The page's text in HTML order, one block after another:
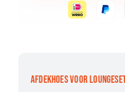
AFDEKHOES VOOR